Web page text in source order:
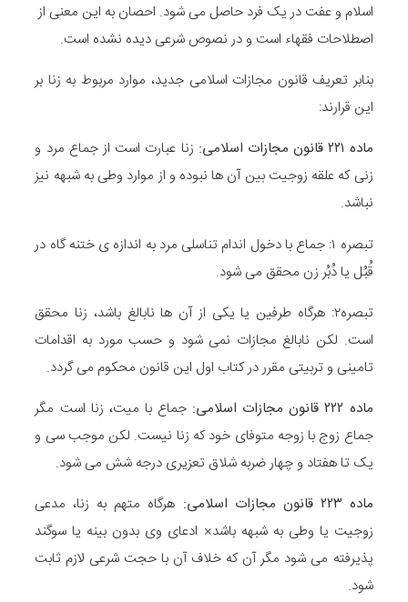
اسلام و عفت در یک فرد حاصل می شود. احصان به این معنی از
اصطلاحات فقهاء است و در نصوص شرعی دیده نشده است.
بنابر تعریف قانون مجازات اسلامی جدید، موارد مربوط به زنا بر
این قرارند:
ماده ۲۲۱قانون مجازات اسلامی: زنا عبارت است از جماع مرد و
زنی که علقه زوجیت بین آن ها نبوده و از موارد وطی به شبهه نیز
نباشد.
تبصره ۱: جماع با دخول اندام تناسلی مرد به اندازه ی ختنه گاه در
قُبُل یا دُبُر زن محقق می شود.
تبصره۲: هرگاه طرفین یا یکی از آن ها نابالغ باشد، زنا محقق
است. لکن نابالغ مجازات نمی شود و حسب مورد به اقدامات
تامینی و تربیتی مقرر در کتاب اول این قانون محکوم می گردد.
ماده ۲۲۲قانون مجازات اسلامی: جماع با میت، زنا است مگر
جماع زوج با زوجه متوفای خود که زنا نیست. لکن موجب سی و
یک تا هفتاد و چهار ضربه شلاق تعزیری درجه شش می شود.
ماده ۲۲۳ قانون مجازات اسلامی: هرگاه متهم به زنا، مدعی
زوجیت یا وطی به شبهه باشد× ادعای وی بدون بینه یا سوگند
پذیرفته می شود مگر آن که خلاف آن با حجت شرعی لازم ثابت
شود.